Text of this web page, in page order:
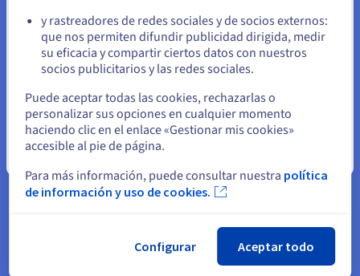
Más información sobre los criterios C5
Parámetros y certificados
Permanezca en el sitio web actual
y rastreadores de redes sociales y de socios externos:
que nos permiten difundir publicidad dirigida, medir
su eficacia y compartir ciertos datos con nuestros
socios publicitarios y las redes sociales.
Puede aceptar todas las cookies, rechazarlas o
personalizar sus opciones en cualquier momento
haciendo clic en el enlace «Gestionar mis cookies»
accesible al pie de página.
Para más información, puede consultar nuestra política
de información y uso de cookies.
Configurar Aceptar todo